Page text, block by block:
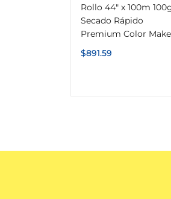
Rollo 44″ x 100m
Secado Rápido
Premium Color Make
$891.59